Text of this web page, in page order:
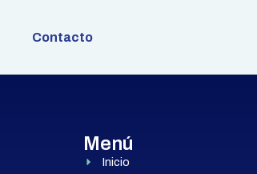
Contacto
Menú
Inicio